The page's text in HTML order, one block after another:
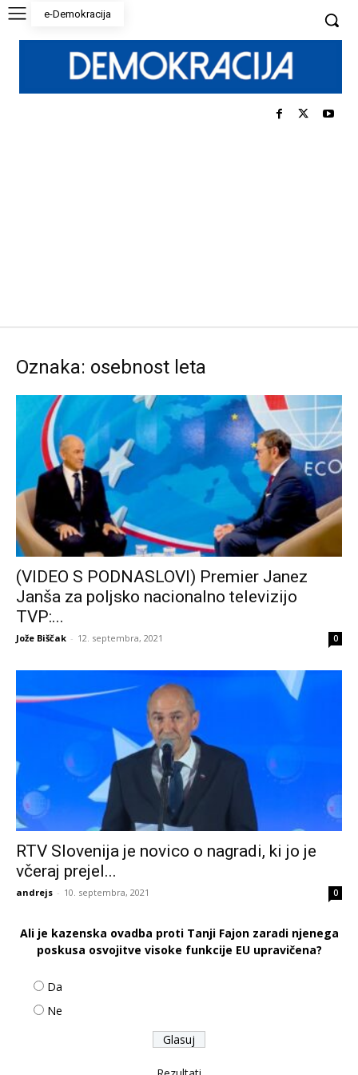
e-Demokracija
Oznaka: osebnost leta
(VIDEO S PODNASLOVI) Premier Janez
Janša za poljsko nacionalno televizijo
TVP:...
Jože Biščak - 12. septembra, 2021 0
RTV Slovenija je novico o nagradi, ki jo je
včeraj prejel...
andrejs - 10. septembra, 2021 0
Ali je kazenska ovadba proti Tanji Fajon zaradi njenega
poskusa osvojitve visoke funkcije EU upravičena?
Da
Ne